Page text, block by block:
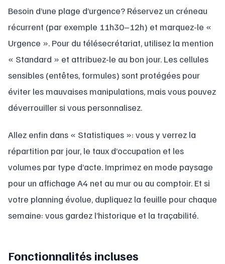
Besoin d’une plage d’urgence? Réservez un créneau
récurrent (par exemple 11h30–12h) et marquez-le «
Urgence ». Pour du télésecrétariat, utilisez la mention
« Standard » et attribuez-le au bon jour. Les cellules
sensibles (entêtes, formules) sont protégées pour
éviter les mauvaises manipulations, mais vous pouvez
déverrouiller si vous personnalisez.
Allez enfin dans « Statistiques »: vous y verrez la
répartition par jour, le taux d’occupation et les
volumes par type d’acte. Imprimez en mode paysage
pour un affichage A4 net au mur ou au comptoir. Et si
votre planning évolue, dupliquez la feuille pour chaque
semaine: vous gardez l’historique et la traçabilité.
Fonctionnalités incluses